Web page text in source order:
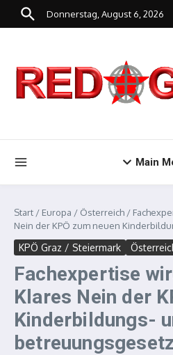
Zum Inhalt springen
Donnerstag, August 6, 2026
Main
Start / Europa / Österreich /
Nein der KPÖ zum neuen
KPÖ Graz / Steiermark
Fachexpertise
Klares Nein der
Kinderbildungs-
betreuungsgesetz